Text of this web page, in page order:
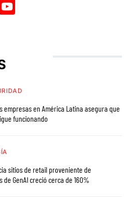
empresas en América Latina asegura que
funcionando
sitios de retail proveniente de
de GenAI creció cerca de 160%